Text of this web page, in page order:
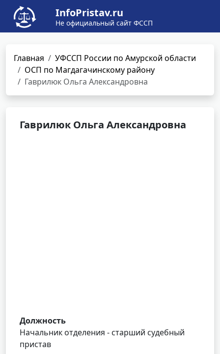
InfoPristav.ru
Не официальный сайт ФССП
Главная
УФССП России по Амурской области
ОСП по Магдагачинскому району
Гаврилюк Ольга Александровна
Гаврилюк Ольга Александровна
Должность
Начальник отделения - старший судебный
пристав